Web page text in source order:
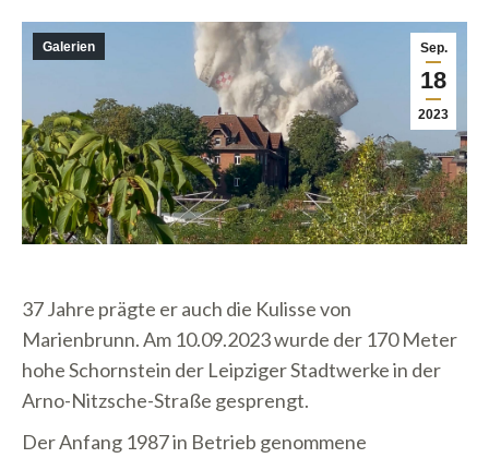
Sep.
18
2023
Galerien
37 Jahre prägte er auch die Kulisse von
Marienbrunn. Am 10.09.2023 wurde der 170 Meter
hohe Schornstein der Leipziger Stadtwerke in der
Arno-Nitzsche-Straße gesprengt.
Der Anfang 1987 in Betrieb genommene